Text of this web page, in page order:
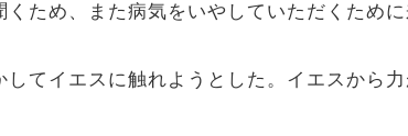
ため、また病気をいやしていただくため
てイエスに触れようとした。イエスから